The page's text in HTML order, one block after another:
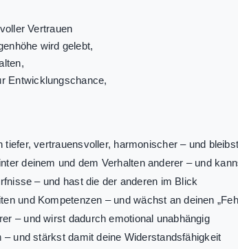
Vertrauen
wird gelebt,
Entwicklungschance,
vertrauensvoller, harmonischer – und
deinem und dem Verhalten anderer – und
– und hast die der anderen im Blick
und Kompetenzen – und wächst an deinen
– und wirst dadurch emotional unabhängig
und stärkst damit deine Widerstandsfähigkeit